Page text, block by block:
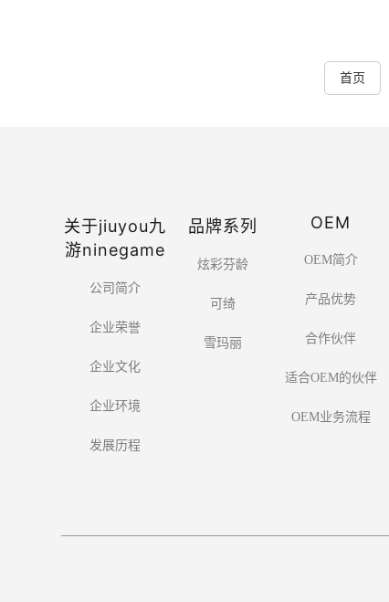
首页
关于jiuyou九
游ninegame
公司简介
企业荣誉
企业文化
企业环境
发展历程
品牌系列
炫彩芬龄
可绮
雪玛丽
OEM
OEM简介
产品优势
合作伙伴
适合OEM的伙伴
OEM业务流程